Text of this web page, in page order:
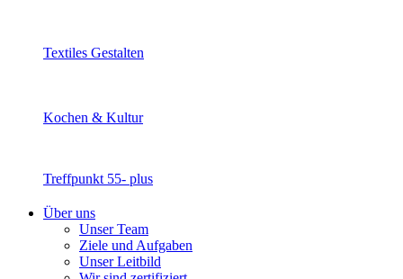
Textiles Gestalten
Kochen & Kultur
Treffpunkt 55- plus
Über uns
Unser Team
Ziele und Aufgaben
Unser Leitbild